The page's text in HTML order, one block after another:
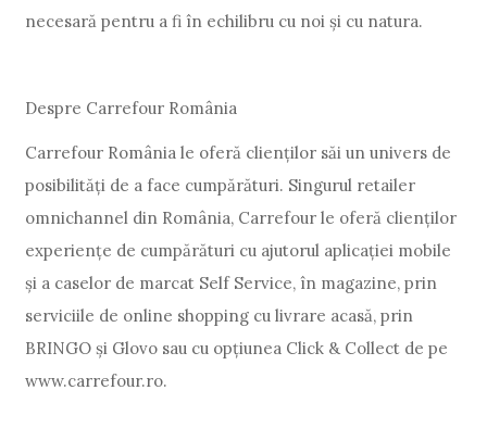
necesară pentru a fi în echilibru cu noi și cu natura.
Despre Carrefour România
Carrefour România le oferă clienților săi un univers de
posibilități de a face cumpărături. Singurul retailer
omnichannel din România, Carrefour le oferă clienților
experiențe de cumpărături cu ajutorul aplicației mobile
și a caselor de marcat Self Service, în magazine, prin
serviciile de online shopping cu livrare acasă, prin
BRINGO și Glovo sau cu opțiunea Click & Collect de pe
www.carrefour.ro.